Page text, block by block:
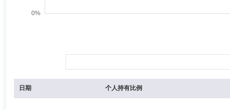
日期 个人持有比例